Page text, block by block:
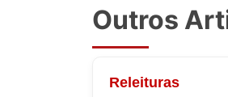
Outros
Releituras